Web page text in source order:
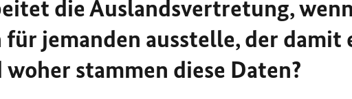
die Auslandsvertretung,
jemanden ausstelle, der damit
stammen diese Daten?